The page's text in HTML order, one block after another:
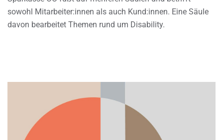
sowohl Mitarbeiter:innen als auch Kund:innen. Eine Säule
davon bearbeitet Themen rund um Disability.